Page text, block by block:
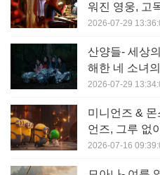
워진 영웅, 고
르다 (오락성
2026-07-29
산양들- 세상
해한 네 소녀
2026-07-29
미니언즈 & 몬
언즈, 그루 없이
7 | 작품성 6)
2026-07-16